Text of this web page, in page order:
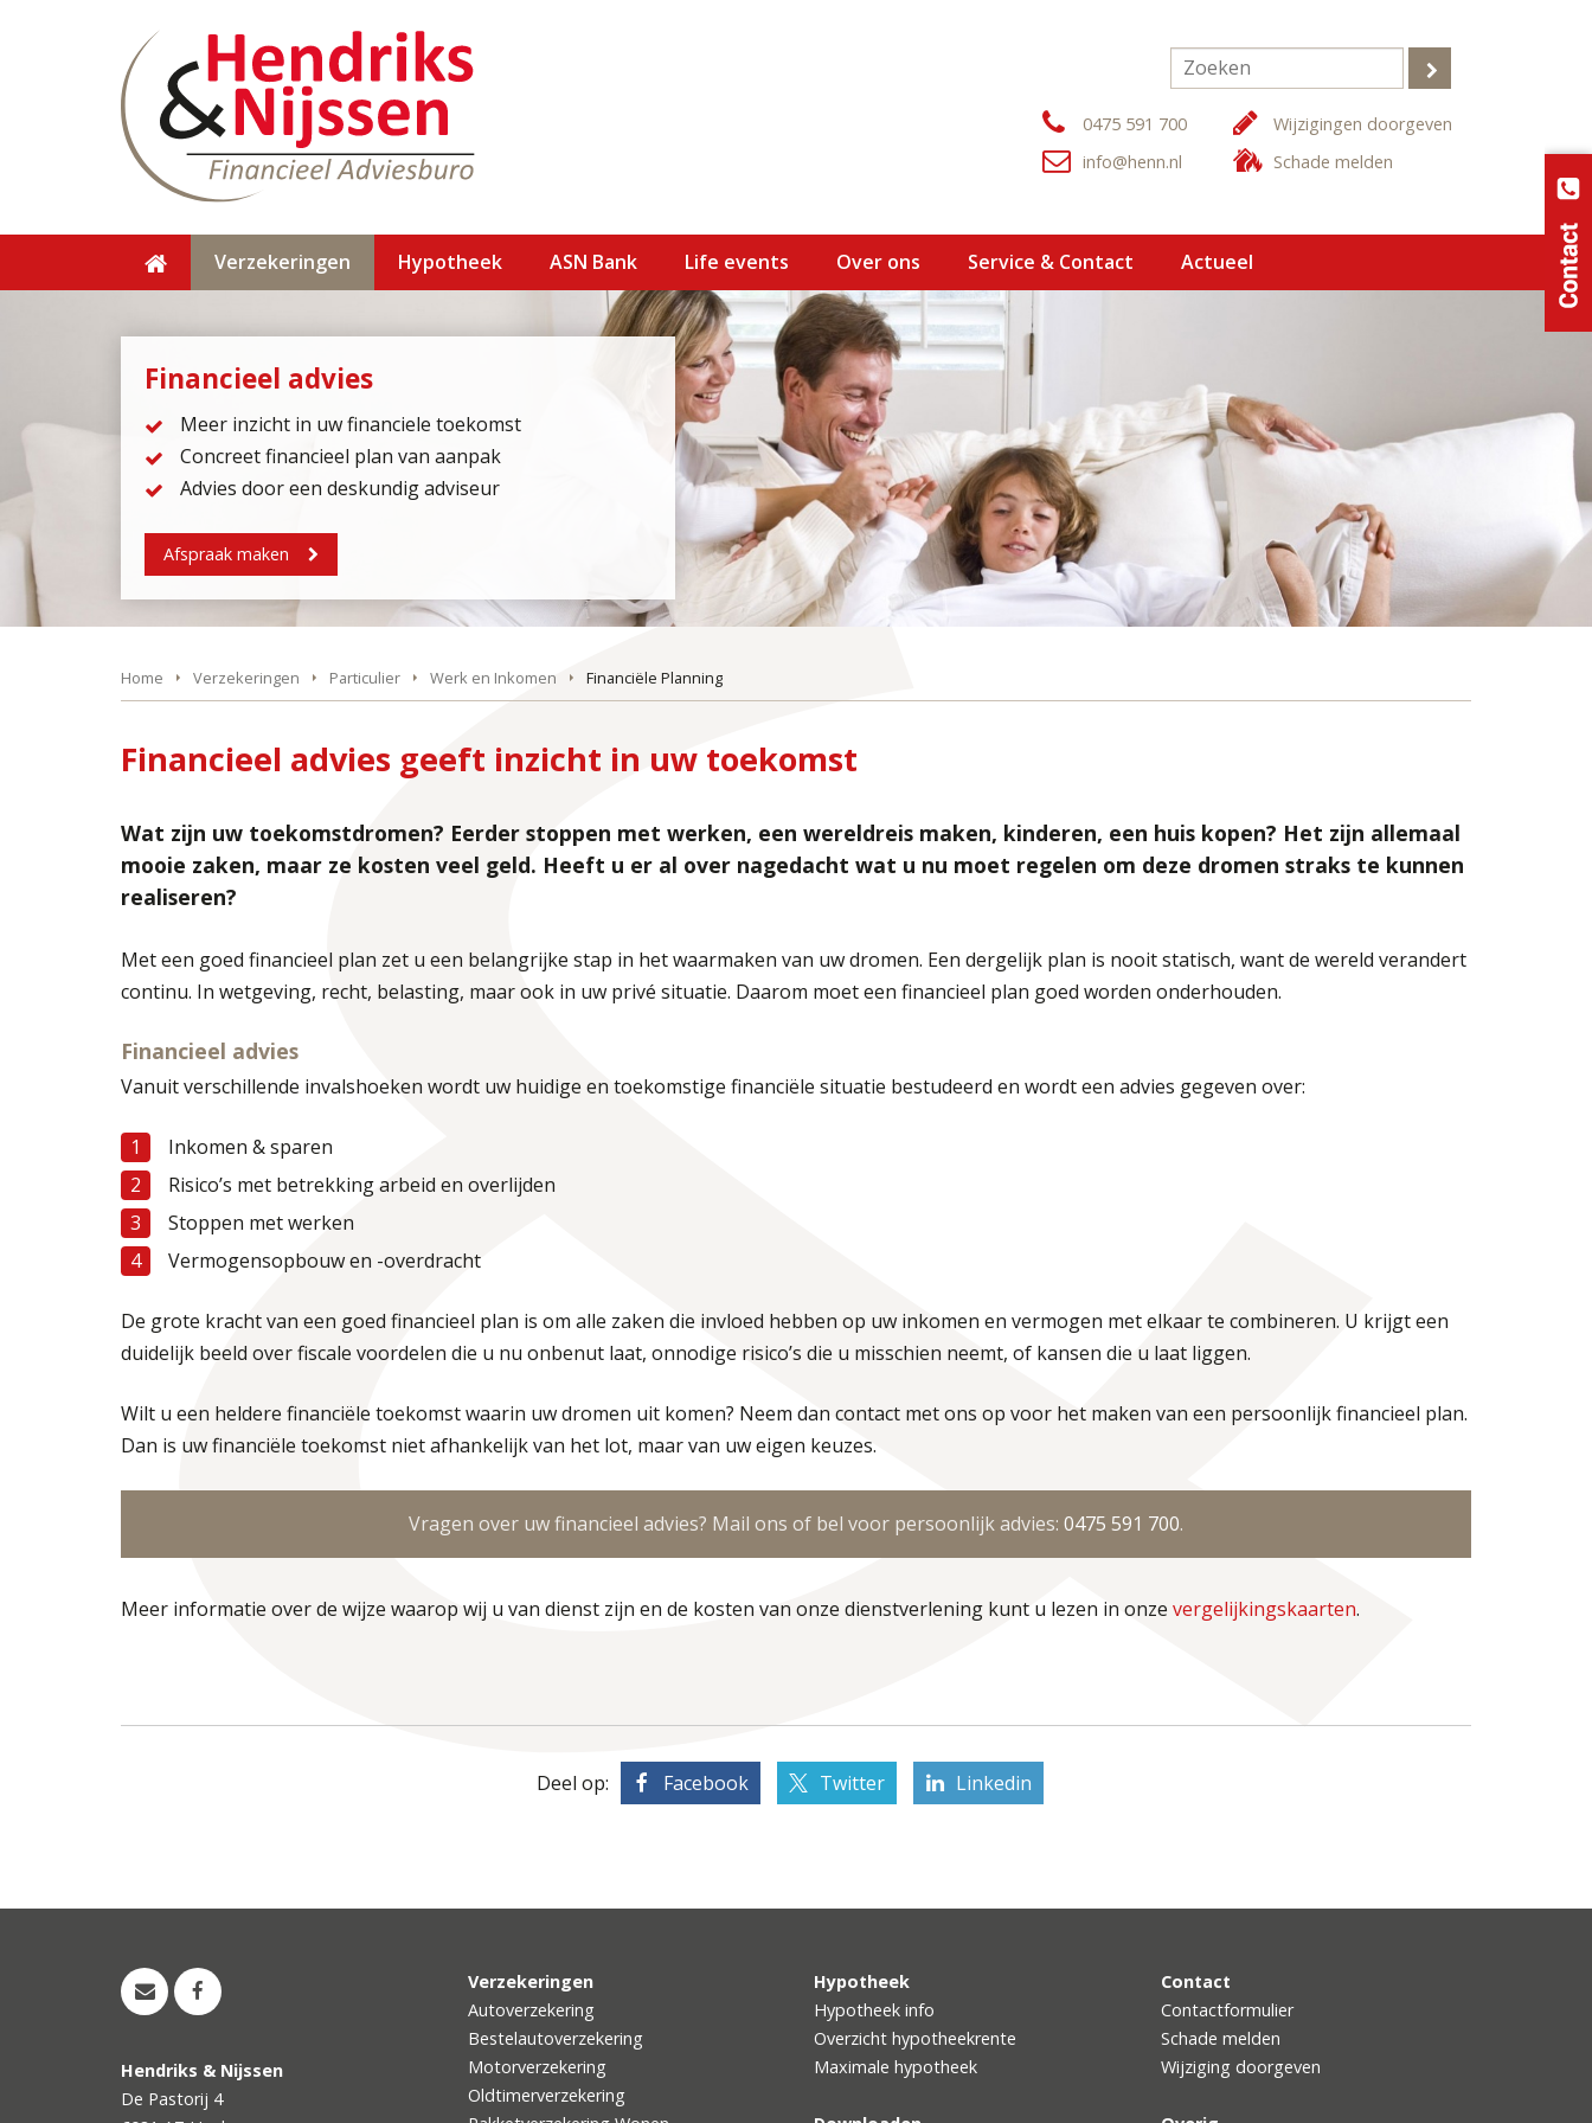
0475 591 700
info@henn.nl
Wijzigingen doorgeven
Schade melden
Verzekeringen Hypotheek ASN Bank Life events Over ons Service & Contact Actueel
Financieel advies
Meer inzicht in uw financiele toekomst
Concreet financieel plan van aanpak
Advies door een deskundig adviseur
Afspraak maken
Home Verzekeringen Particulier Werk en Inkomen Financiële Planning
Financieel advies geeft inzicht in uw toekomst
Wat zijn uw toekomstdromen? Eerder stoppen met werken, een wereldreis maken, kinderen, een huis kopen? Het zijn allemaal
mooie zaken, maar ze kosten veel geld. Heeft u er al over nagedacht wat u nu moet regelen om deze dromen straks te kunnen
realiseren?
Met een goed financieel plan zet u een belangrijke stap in het waarmaken van uw dromen. Een dergelijk plan is nooit statisch, want de wereld verandert
continu. In wetgeving, recht, belasting, maar ook in uw privé situatie. Daarom moet een financieel plan goed worden onderhouden.
Financieel advies
Vanuit verschillende invalshoeken wordt uw huidige en toekomstige financiële situatie bestudeerd en wordt een advies gegeven over:
Inkomen & sparen
Risico’s met betrekking arbeid en overlijden
Stoppen met werken
Vermogensopbouw en -overdracht
De grote kracht van een goed financieel plan is om alle zaken die invloed hebben op uw inkomen en vermogen met elkaar te combineren. U krijgt een
duidelijk beeld over fiscale voordelen die u nu onbenut laat, onnodige risico’s die u misschien neemt, of kansen die u laat liggen.
Wilt u een heldere financiële toekomst waarin uw dromen uit komen? Neem dan contact met ons op voor het maken van een persoonlijk financieel plan.
Dan is uw financiële toekomst niet afhankelijk van het lot, maar van uw eigen keuzes.
Vragen over uw financieel advies? Mail ons of bel voor persoonlijk advies: 0475 591 700.
Meer informatie over de wijze waarop wij u van dienst zijn en de kosten van onze dienstverlening kunt u lezen in onze vergelijkingskaarten.
Deel op: Facebook Twitter Linkedin
Hendriks & Nijssen
De Pastorij 4
Verzekeringen
Autoverzekering
Bestelautoverzekering
Motorverzekering
Oldtimerverzekering
Hypotheek
Hypotheek info
Overzicht hypotheekrente
Maximale hypotheek
Contact
Contactformulier
Schade melden
Wijziging doorgeven